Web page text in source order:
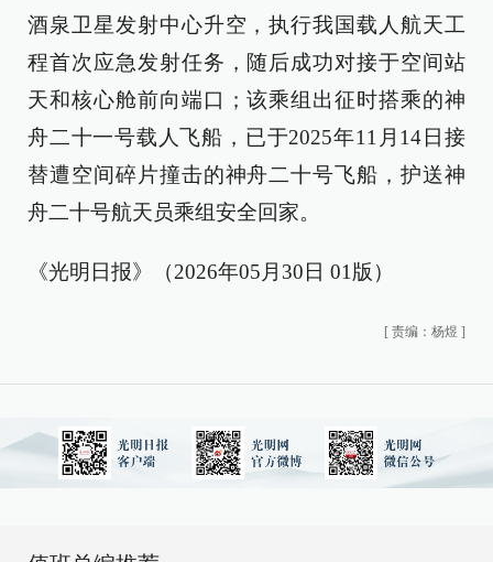
酒泉卫星发射中心升空，执行我国载人航天工
程首次应急发射任务，随后成功对接于空间站
天和核心舱前向端口；该乘组出征时搭乘的神
舟二十一号载人飞船，已于2025年11月14日接
替遭空间碎片撞击的神舟二十号飞船，护送神
舟二十号航天员乘组安全回家。
《光明日报》（2026年05月30日 01版）
[ 责编：杨煜 ]